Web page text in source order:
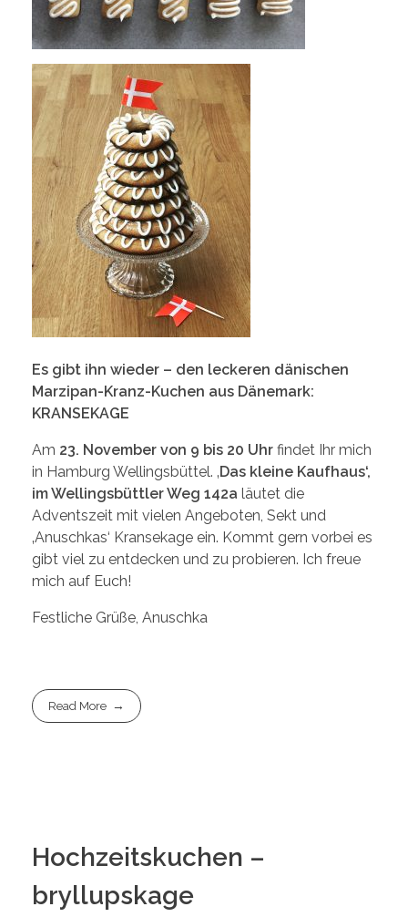
Es gibt ihn wieder – den leckeren dänischen
Marzipan-Kranz-Kuchen aus Dänemark:
KRANSEKAGE
Am 23. November von 9 bis 20 Uhr findet Ihr mich
in Hamburg Wellingsbüttel. ‚Das kleine Kaufhaus‘,
im Wellingsbüttler Weg 142a läutet die
Adventszeit mit vielen Angeboten, Sekt und
‚Anuschkas‘ Kransekage ein. Kommt gern vorbei es
gibt viel zu entdecken und zu probieren. Ich freue
mich auf Euch!
Festliche Grüße, Anuschka
Read More
Hochzeitskuchen –
bryllupskage